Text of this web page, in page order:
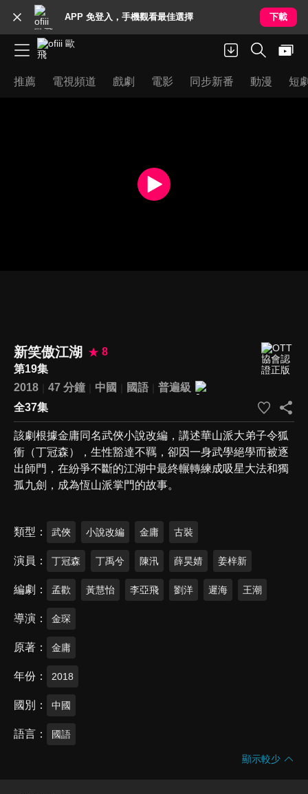
APP 免登入，手機觀看最佳選擇 下載
推薦 電視頻道 戲劇 電影 同步新番 動漫 短
新笑傲江湖
8
第19集
2018
47 分鐘 中國 國語
普遍級
全37集
該劇根據金庸同名武俠小說改編，講述華山派大弟子令狐
衝（丁冠森），生性豁達不羈，卻因一身武學絕學而被逐
出師門，在紛爭不斷的江湖中最終輾轉練成吸星大法和獨
孤九劍，成為恆山派掌門的故事。
類型 武俠 小說改編 金庸 古裝
演員 丁冠森 丁禹兮 陳汛 薛昊婧 姜梓新
編劇 孟歡 黃慧怡 李亞飛 劉洋 遲海 王潮
導演 金琛
原著 金庸
年份 2018
國別 中國
語言 國語
顯示較少